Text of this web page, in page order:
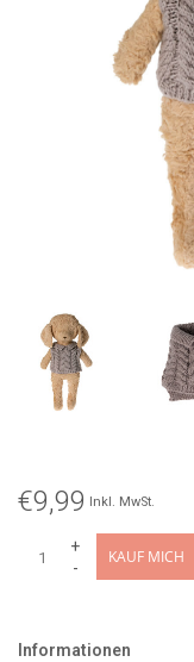
€9,99 Inkl. MwSt.
+
-
KAUF MICH
Informationen